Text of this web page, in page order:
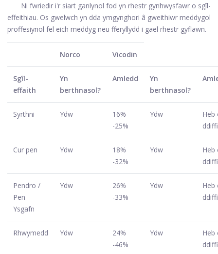
Ni fwriedir i'r siart ganlynol fod yn rhestr gynhwysfawr o sgîl-
effeithiau. Os gwelwch yn dda ymgynghori â gweithiwr meddygol
proffesiynol fel eich meddyg neu fferyllydd i gael rhestr gyflawn.
Norco Vicodin
Sgîl-
effaith
Yn
berthnasol?
Amledd
Yn
berthnasol?
Syrthni Ydw
16%
-25%
Ydw
Heb
Cur pen Ydw
18%
-32%
Ydw
Heb
Pendro /
Pen
Ysgafn
Ydw
26%
-33%
Ydw
Heb
Rhwymedd Ydw
24%
-46%
Ydw
Heb